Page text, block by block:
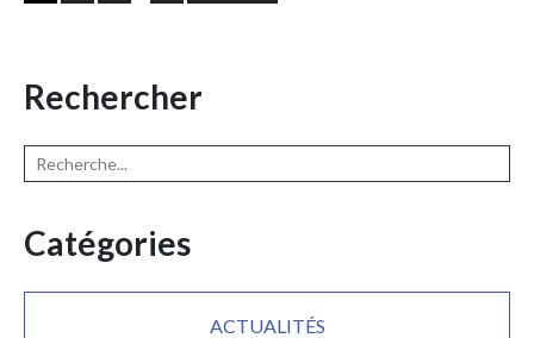
Rechercher
Catégories
ACTUALITÉS